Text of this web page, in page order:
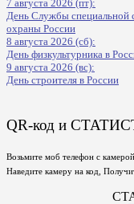
7 августа 2026 (пт):
День Службы специальной
охраны России
8 августа 2026 (сб):
День физкультурника в
9 августа 2026 (вс):
День строителя в России
QR-код и
Возьмите моб телефон с
Наведите камеру на код,